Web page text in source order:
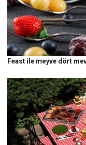
Feast ile meyve dört